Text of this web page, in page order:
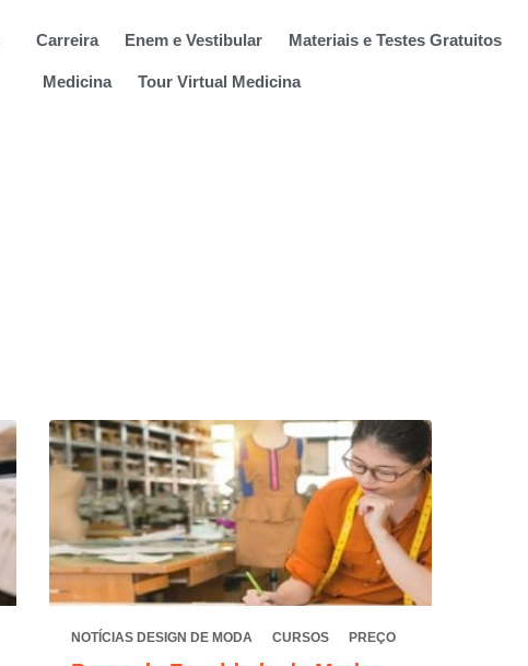
Carreira Enem e Vestibular Materiais e Testes Gratuitos
Medicina Tour Virtual Medicina
NOTÍCIAS DESIGN DE MODA CURSOS PREÇO